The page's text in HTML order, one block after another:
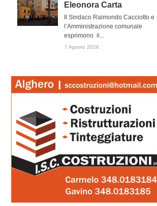
Eleonora Carta
Il Sindaco Raimondo Cacciotto e
l’Amministrazione comunale
esprimono il...
7 Agosto 2026